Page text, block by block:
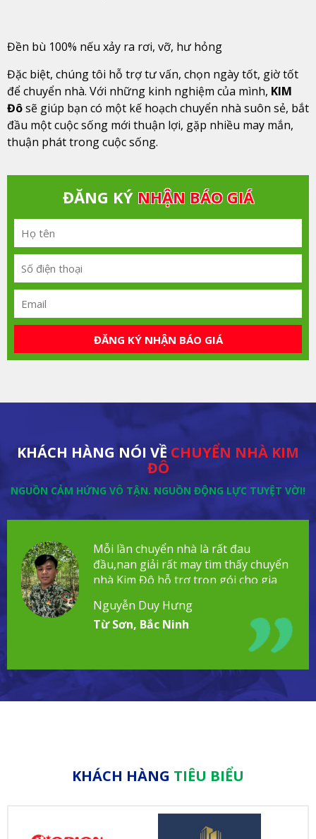
Đền bù 100% nếu xảy ra rơi, vỡ, hư hỏng
Đặc biệt, chúng tôi hỗ trợ tư vấn, chọn ngày tốt, giờ tốt
để chuyển nhà. Với những kinh nghiệm của mình, KIM
Đôsẽ giúp bạn có một kế hoạch chuyển nhà suôn sẻ, bắt
đầu một cuộc sống mới thuận lợi, gặp nhiều may mắn,
thuận phát trong cuộc sống.
ĐĂNG KÝ NHẬN BÁO GIÁ
ĐĂNG KÝ NHẬN BÁO GIÁ
KHÁCH HÀNG NÓI VỀ CHUYỂN NHÀ KIM
ĐÔ
NGUỒN CẢM HỨNG VÔ TẬN. NGUỒN ĐỘNG LỰC TUYỆT VỜI!
Mỗi lần chuyển nhà là rất đau
đầu,nan giải rất may tìm thấy chuyển
nhà Kim Đô hỗ trợ trọn gói cho gia
Nguyễn Duy Hưng
Từ Sơn, Bắc Ninh
KHÁCH HÀNG TIÊU BIỂU